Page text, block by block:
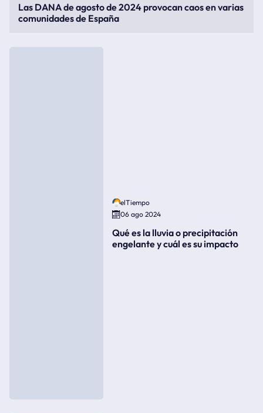
Las DANA de agosto de 2024 provocan caos en varias
comunidades de España
elTiempo
06 ago 2024
Qué es la lluvia o precipitación
engelante y cuál es su impacto